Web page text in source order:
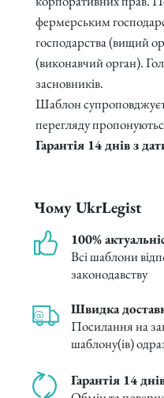
фермерським
господарства (вищий
(виконавчий орган).
засновників.
Шаблон
перегляду
Гарантія 14 днів з
Чому UkrLegist
100%
Всі шаблони
законодавству
Швидка
Посилання на
шаблону(ів)
Гарантія 14